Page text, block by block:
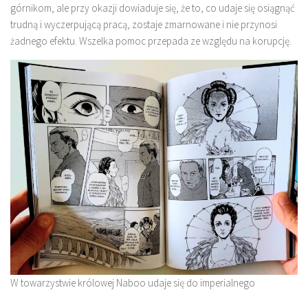
górnikom, ale przy okazji dowiaduje się, że to, co udaje się osiągnąć
trudną i wyczerpującą pracą, zostaje zmarnowane i nie przynosi
żadnego efektu. Wszelka pomoc przepada ze względu na korupcję.
W towarzystwie królowej Naboo udaje się do imperialnego